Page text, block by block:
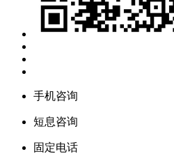
手机咨询
短息咨询
固定电话